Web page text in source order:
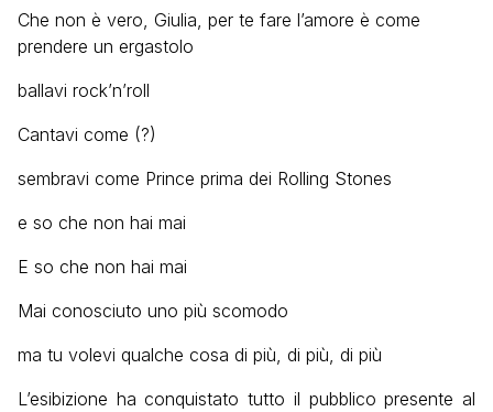
Che non è vero, Giulia, per te fare l’amore è come
prendere un ergastolo
ballavi rock’n’roll
Cantavi come (?)
sembravi come Prince prima dei Rolling Stones
e so che non hai mai
E so che non hai mai
Mai conosciuto uno più scomodo
ma tu volevi qualche cosa di più, di più, di più
L’esibizione ha conquistato tutto il pubblico presente al